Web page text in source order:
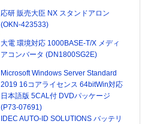
応研 販売大臣 NX スタンドアロン
(OKN-423533)
大電 環境対応 1000BASE-T/X メディ
アコンバータ (DN1800SG2E)
Microsoft Windows Server Standard
2019 16コアライセンス 64bitWin対応
日本語版 5CAL付 DVDパッケージ
(P73-07691)
IDEC AUTO-ID SOLUTIONS バッテリ